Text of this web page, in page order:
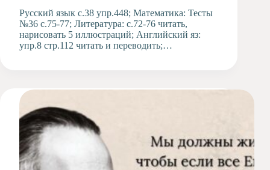
Русский язык с.38 упр.448; Математика: Тесты
№36 с.75-77; Литература: с.72-76 читать,
нарисовать 5 иллюстраций; Английский яз:
упр.8 стр.112 читать и переводить;…